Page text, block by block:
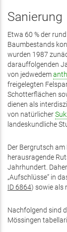
Sanierung
Etwa 60 % der
Baumbestands
wurden 1987
darauffolgenden
von jedwedem
freigelegten
Schotterflächen
dienen als
von natürlicher
landeskundliche
Der Bergrutsch
herausragende
Jahrhundert.
„Aufschlüsse“ in
ID 6864) sowie als
Nachfolgend sind
Mössingen